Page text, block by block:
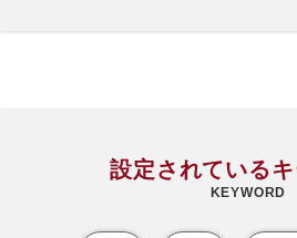
設定されている
KEYWORD